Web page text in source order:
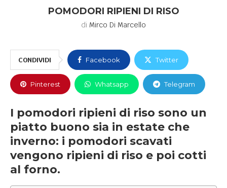
POMODORI RIPIENI DI RISO
di Mirco Di Marcello
CONDIVIDI Facebook Twitter
Pinterest Whatsapp Telegram
I pomodori ripieni di riso sono un
piatto buono sia in estate che
inverno: i pomodori scavati
vengono ripieni di riso e poi cotti
al forno.